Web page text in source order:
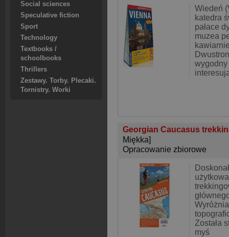
Social sciences
Speculative fiction
Sport
Technology
Textbooks /
schoolbooks
Thrillers
Zestawy. Torby. Plecaki.
Tornistry. Worki
Wiedeń
katedra
pałace
muzea
wygodny
Georgian Caucasus
Miękka]
Opracowanie zbiorowe
Została
myś